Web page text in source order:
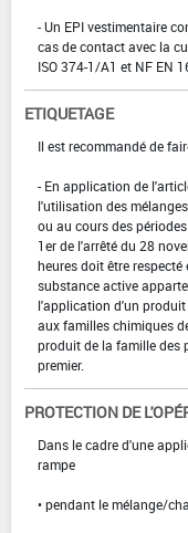
- Un EPI vestimentaire
cas de contact avec la
ISO 374-1/A1 et NF EN
ETIQUETAGE
Il est recommandé de
- En application de
l'utilisation des
ou au cours des
1er de l'arrêté du 28
heures doit être
substance active
l'application d'un
aux familles chimiques
produit de la famille des
premier.
PROTECTION DE
Dans le cadre d'une
rampe
• pendant le mélange/